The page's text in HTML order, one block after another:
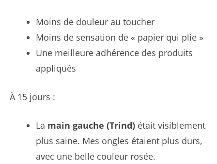
Moins de douleur au toucher
Moins de sensation de « papier qui plie »
Une meilleure adhérence des produits
appliqués
À 15 jours :
La main gauche (Trind) était visiblement
plus saine. Mes ongles étaient plus durs,
avec une belle couleur rosée.